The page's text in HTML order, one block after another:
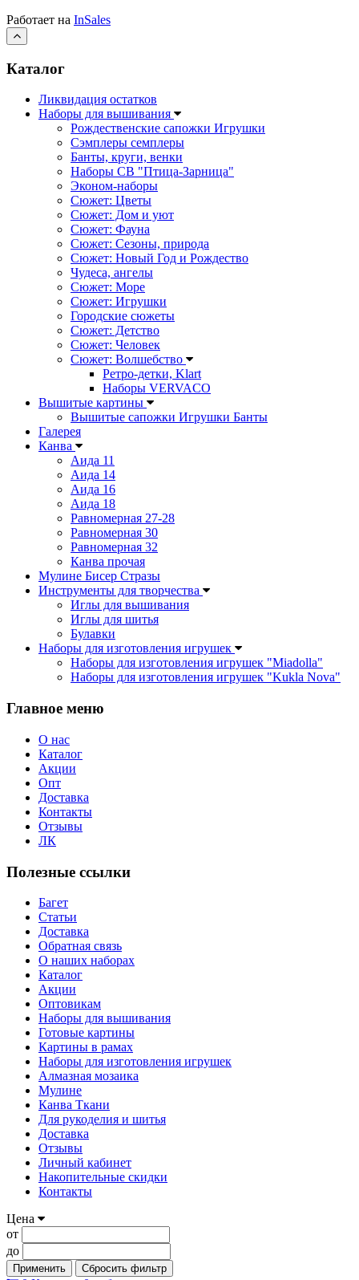
Работает на InSales
Каталог
Ликвидация остатков
Наборы для вышивания
Рождественские сапожки Игрушки
Сэмплеры семплеры
Банты, круги, венки
Наборы СВ "Птица-Зарница"
Эконом-наборы
Сюжет: Цветы
Сюжет: Дом и уют
Сюжет: Фауна
Сюжет: Сезоны, природа
Сюжет: Новый Год и Рождество
Чудеса, ангелы
Сюжет: Море
Сюжет: Игрушки
Городские сюжеты
Сюжет: Детство
Сюжет: Человек
Сюжет: Волшебство
Ретро-детки, Klart
Наборы VERVACO
Вышитые картины
Вышитые сапожки Игрушки Банты
Галерея
Канва
Аида 11
Аида 14
Аида 16
Аида 18
Равномерная 27-28
Равномерная 30
Равномерная 32
Канва прочая
Мулине Бисер Стразы
Инструменты для творчества
Иглы для вышивания
Иглы для шитья
Булавки
Наборы для изготовления игрушек
Наборы для изготовления игрушек "Miadolla"
Наборы для изготовления игрушек "Kukla Nova"
Главное меню
О нас
Каталог
Акции
Опт
Доставка
Контакты
Отзывы
ЛК
Полезные ссылки
Багет
Статьи
Доставка
Обратная связь
О наших наборах
Каталог
Акции
Оптовикам
Наборы для вышивания
Готовые картины
Картины в рамах
Наборы для изготовления игрушек
Алмазная мозаика
Мулине
Канва Ткани
Для рукоделия и шитья
Доставка
Отзывы
Личный кабинет
Накопительные скидки
Контакты
Цена
от
до
Применить Сбросить фильтр